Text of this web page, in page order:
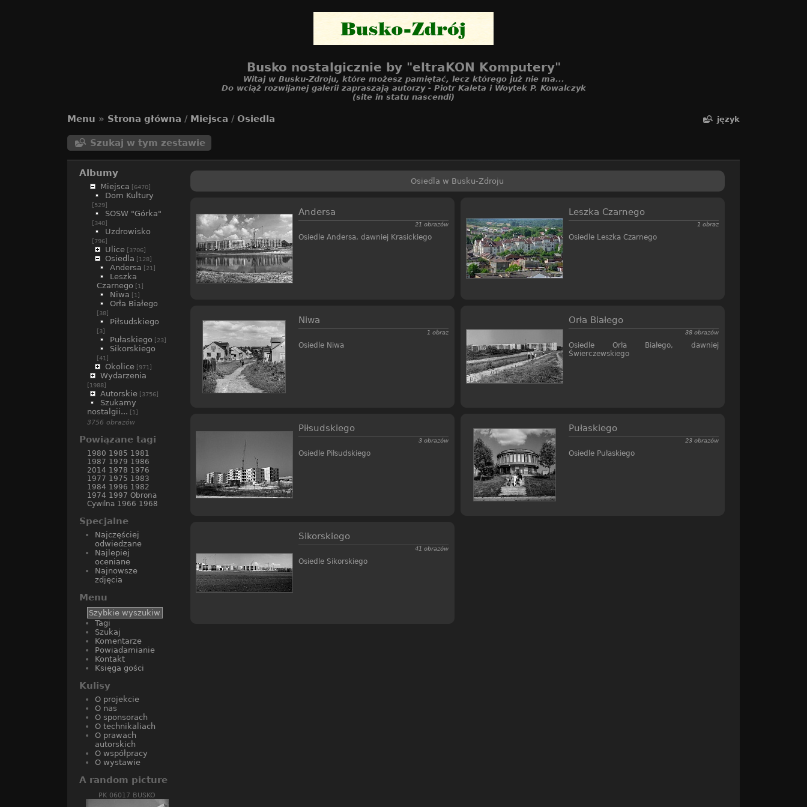
Busko nostalgicznie by "eltraKON Komputery"
Witaj w Busku-Zdroju, które możesz pamiętać, lecz którego już nie ma...
Do wciąż rozwijanej galerii zapraszają autorzy - Piotr Kaleta i Woytek P. Kowalczyk
(site in statu nascendi)
Menu » Strona główna / Miejsca / Osiedla język
Szukaj w tym zestawie
Albumy
Miejsca [6470]
Dom Kultury
[529]
SOSW "Górka"
[340]
Uzdrowisko
[796]
Ulice [3706]
Osiedla [128]
Andersa [21]
Leszka
Czarnego [1]
Niwa [1]
Orła Białego
[38]
Piłsudskiego
[3]
Pułaskiego [23]
Sikorskiego
[41]
Okolice [971]
Wydarzenia
[1988]
Autorskie [3756]
Szukamy
nostalgii... [1]
3756 obrazów
Powiązane tagi
1980 1985 1981
1987 1979 1986
2014 1978 1976
1977 1975 1983
1984 1996 1982
1974 1997 Obrona
Cywilna 1966 1968
Specjalne
Najczęściej
odwiedzane
Najlepiej
oceniane
Najnowsze
zdjęcia
Menu
Tagi
Szukaj
Komentarze
Powiadamianie
Kontakt
Księga gości
Kulisy
O projekcie
O nas
O sponsorach
O technikaliach
O prawach
autorskich
O współpracy
O wystawie
A random picture
PK 06017 BUSKO
Osiedla w Busku-Zdroju
Andersa
21 obrazów
Osiedle Andersa, dawniej Krasickiego
Leszka Czarnego
1 obraz
Osiedle Leszka Czarnego
Niwa
1 obraz
Osiedle Niwa
Orła Białego
38 obrazów
Osiedle Orła Białego, dawniej
Świerczewskiego
Piłsudskiego
3 obrazów
Osiedle Piłsudskiego
Pułaskiego
23 obrazów
Osiedle Pułaskiego
Sikorskiego
41 obrazów
Osiedle Sikorskiego